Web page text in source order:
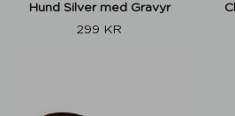
Hund Silver med Gravyr
299 KR